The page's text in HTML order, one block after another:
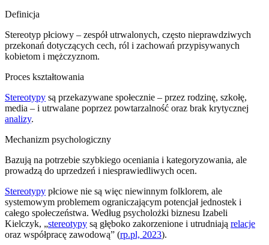
Definicja
Stereotyp płciowy – zespół utrwalonych, często nieprawdziwych
przekonań dotyczących cech, ról i zachowań przypisywanych
kobietom i mężczyznom.
Proces kształtowania
Stereotypy są przekazywane społecznie – przez rodzinę, szkołę,
media – i utrwalane poprzez powtarzalność oraz brak krytycznej
analizy.
Mechanizm psychologiczny
Bazują na potrzebie szybkiego oceniania i kategoryzowania, ale
prowadzą do uprzedzeń i niesprawiedliwych ocen.
Stereotypy płciowe nie są więc niewinnym folklorem, ale
systemowym problemem ograniczającym potencjał jednostek i
całego społeczeństwa. Według psycholożki biznesu Izabeli
Kielczyk, „stereotypy są głęboko zakorzenione i utrudniają relacje
oraz współpracę zawodową” (rp.pl, 2023).